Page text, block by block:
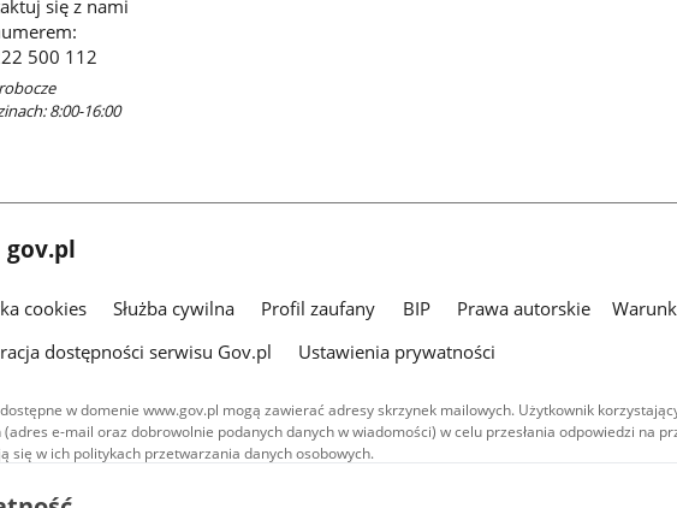
się z nami
500 112
8:00-16:00
Strona
gov.pl
gov.pl
cookies Służba cywilna Profil zaufany BIP Prawa autorskie
dostępności serwisu Gov.pl
Ustawienia prywatności
w domenie www.gov.pl mogą zawierać adresy skrzynek mailowych. Użytkownik
(adres e-mail oraz dobrowolnie podanych danych w wiadomości) w celu przesłania odpowiedzi na
się w ich politykach przetwarzania danych osobowych.
Treści tekstowe publikowane w serwisie (z wyłączeniem treści audiowizualnych), są